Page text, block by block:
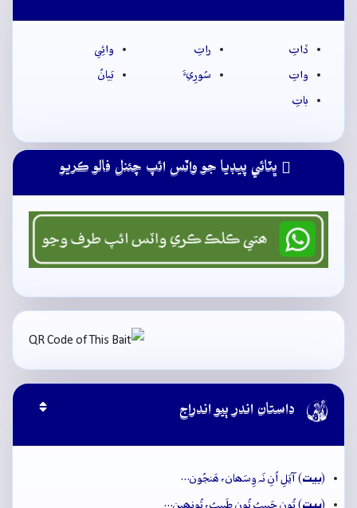
ڏاتِ راتِ
وائِي
واتِ
سُورِيءَ
بَيانُ
باتِ
ڀٽائي پيڊيا جو واٽس ائپ چئنل فالو ڪريو
 داستان اندر ٻيو اندراج
(بيت) آيَلِ اُنِ نَہ وِسَھان، ھَنجُون…
(بيت) تُون حَبِيبُ تُون طَبِيبُ، تُونھِين…